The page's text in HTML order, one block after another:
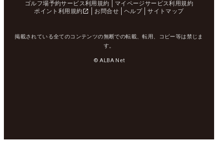
ゴルフ場予約サービス利用規約
マイページサービス利用規約
ポイント利用規約
お問合せ ヘルプ サイトマップ
掲載されている全てのコンテンツの無断での転載、転用、コピー等は禁じま
す。
© ALBA Net